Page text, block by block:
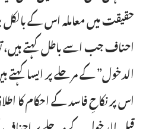
حقیقت میں معاملہ اس کے
احناف جب اسے باطل کہتے ہیں،
الدخول” کے مرحلے پر ایسا کہتے
اس پر نکاحِ فاسد کے احکام کا